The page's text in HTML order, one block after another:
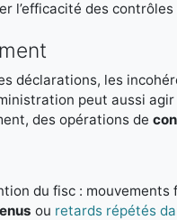
l’efficacité des
déclarations, les
peut aussi
des opérations de
du fisc :
ou retards répétés